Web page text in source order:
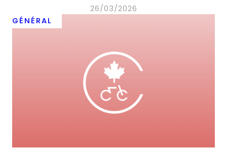
26/03/2026
GÉNÉRAL